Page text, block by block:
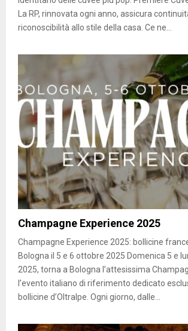
La RP, rinnovata ogni anno, assicura
riconoscibilità allo stile della casa. Ce ne...
Champagne Experience 2025
Champagne Experience 2025: bollicine
Bologna il 5 e 6 ottobre 2025 Domenica 5 e
2025, torna a Bologna l’attesissima
l’evento italiano di riferimento dedicato
bollicine d’Oltralpe. Ogni giorno, dalle...